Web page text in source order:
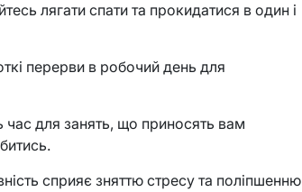
лягати спати та прокидатися в один і
перерви в робочий день для
час для занять, що приносять вам
сприяє зняттю стресу та поліпшенню